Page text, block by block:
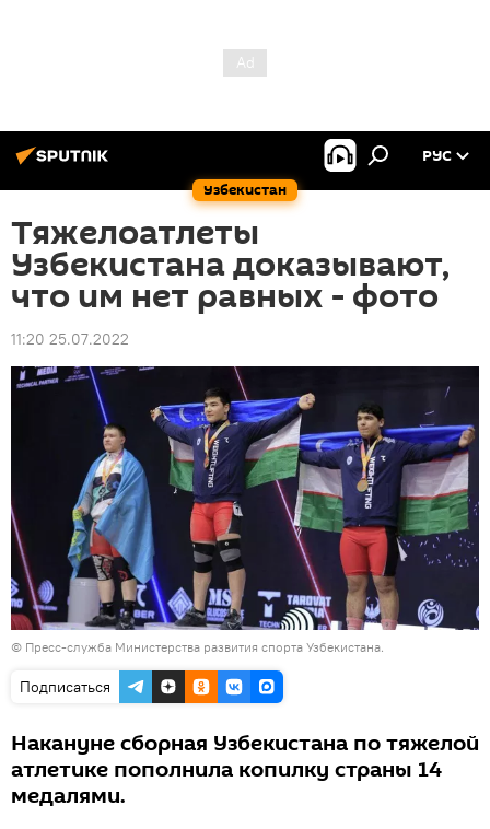
Узбекистан
РУС
Тяжелоатлеты
Узбекистана доказывают,
что им нет равных - фото
11:20 25.07.2022
© Пресс-служба Министерства развития спорта Узбекистана.
Подписаться
Накануне сборная Узбекистана по тяжелой
атлетике пополнила копилку страны 14
медалями.